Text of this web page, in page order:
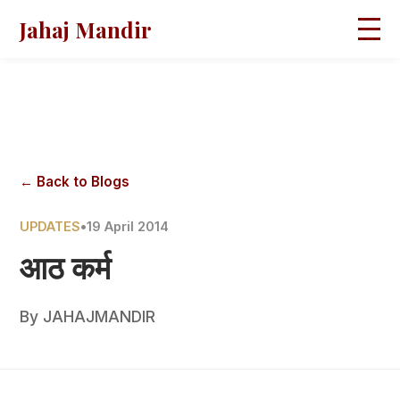
Jahaj Mandir
← Back to Blogs
UPDATES•19 April 2014
आठ कर्म
By JAHAJMANDIR